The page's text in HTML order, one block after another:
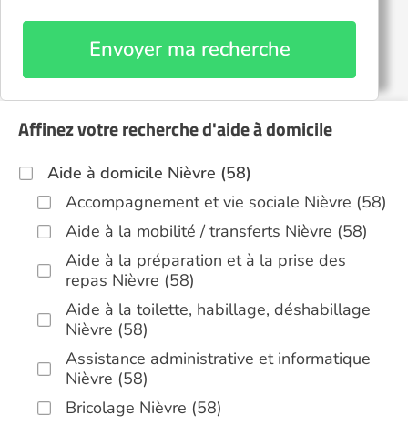
Envoyer ma recherche
Affinez votre recherche d'aide à domicile
Aide à domicile Nièvre (58)
Accompagnement et vie sociale Nièvre (58)
Aide à la mobilité / transferts Nièvre (58)
Aide à la préparation et à la prise des
repas Nièvre (58)
Aide à la toilette, habillage, déshabillage
Nièvre (58)
Assistance administrative et informatique
Nièvre (58)
Bricolage Nièvre (58)